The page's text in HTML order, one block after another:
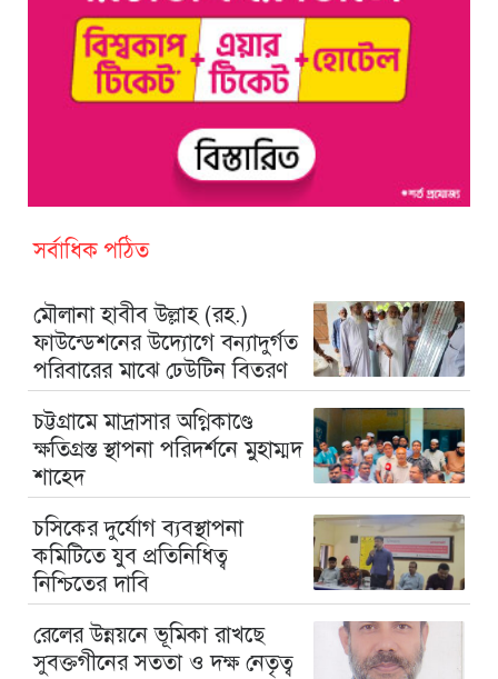
সর্বাধিক পঠিত
মৌলানা হাবীব উল্লাহ (রহ.)
ফাউন্ডেশনের উদ্যোগে বন্যাদুর্গত
পরিবারের মাঝে ঢেউটিন বিতরণ
চট্টগ্রামে মাদ্রাসার অগ্নিকাণ্ডে
ক্ষতিগ্রস্ত স্থাপনা পরিদর্শনে মুহাম্মদ
শাহেদ
চসিকের দুর্যোগ ব্যবস্থাপনা
কমিটিতে যুব প্রতিনিধিত্ব
নিশ্চিতের দাবি
রেলের উন্নয়নে ভূমিকা রাখছে
সুবক্তগীনের সততা ও দক্ষ নেতৃত্ব